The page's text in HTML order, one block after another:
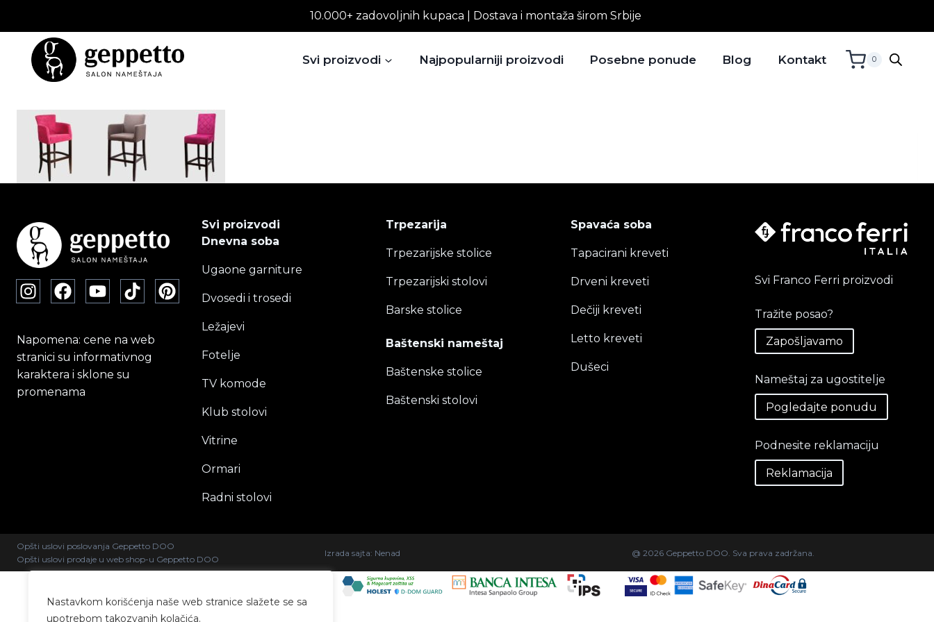
Nastavkom korišćenja naše web stranice slažete se sa
upotrebom takozvanih kolačića.
content
10.000+ zadovoljnih kupaca | Dostava i montaža širom Srbije
Svi proizvodi Najpopularniji proizvodi Posebne ponude Blog Kontakt 0
Napomena: cene na web
stranici su informativnog
karaktera i sklone su
promenama
Svi proizvodi
Dnevna soba
Ugaone garniture
Dvosedi i trosedi
Ležajevi
Fotelje
TV komode
Klub stolovi
Vitrine
Ormari
Radni stolovi
Trpezarija
Trpezarijske stolice
Trpezarijski stolovi
Barske stolice
Baštenski nameštaj
Baštenske stolice
Baštenski stolovi
Spavaća soba
Tapacirani kreveti
Drveni kreveti
Dečiji kreveti
Letto kreveti
Dušeci
Svi Franco Ferri proizvodi
Tražite posao?
Zapošljavamo
Nameštaj za ugostitelje
Pogledajte ponudu
Podnesite reklamaciju
Reklamacija
Opšti uslovi poslovanja Geppetto DOO
Opšti uslovi prodaje u web shop-u Geppetto DOO
Izrada sajta: Nenad @ 2026 Geppetto DOO. Sva prava zadržana.